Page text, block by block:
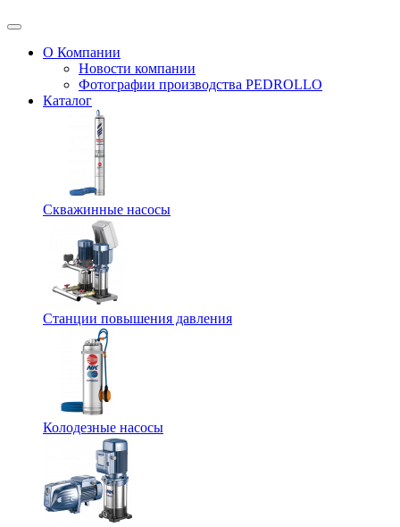
О Компании
Новости компании
Фотографии производства PEDROLLO
Каталог
Скважинные насосы
Станции повышения давления
Колодезные насосы